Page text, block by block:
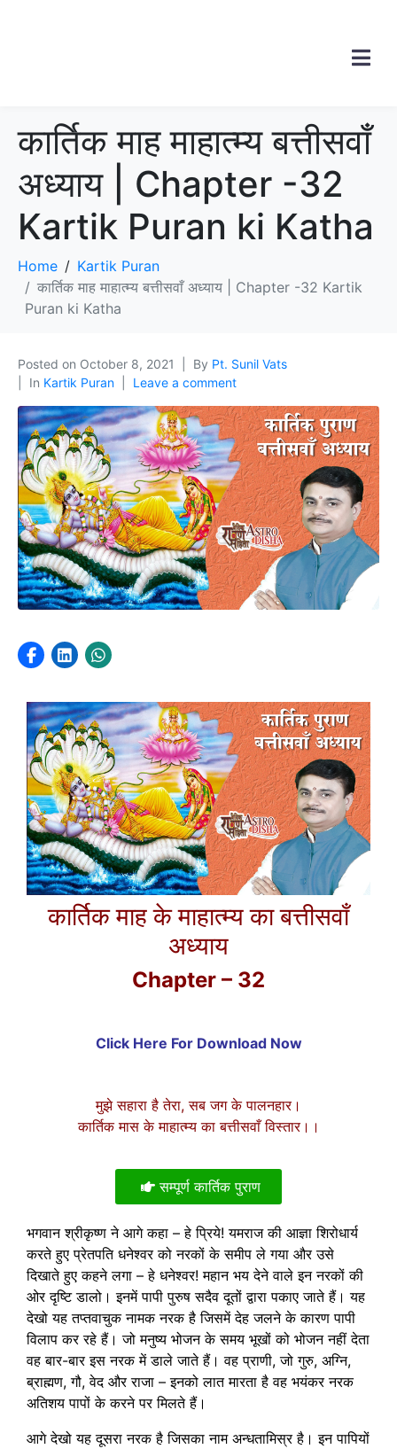
कार्तिक माह माहात्म्य बत्तीसवाँ
अध्याय | Chapter -32
Kartik Puran ki Katha
Home
Kartik Puran
कार्तिक माह माहात्म्य बत्तीसवाँ अध्याय | Chapter -32 Kartik
Puran ki Katha
Posted on October 8, 2021 By Pt. Sunil Vats
In Kartik Puran Leave a comment
कार्तिक माह के माहात्म्य का बत्तीसवाँ
अध्याय
Chapter – 32
Click Here For Download Now
मुझे सहारा है तेरा, सब जग के पालनहार।
कार्तिक मास के माहात्म्य का बत्तीसवाँ विस्तार।।
सम्पूर्ण कार्तिक पुराण
भगवान श्रीकृष्ण ने आगे कहा – हे प्रिये! यमराज की आज्ञा शिरोधार्य
करते हुए प्रेतपति धनेश्वर को नरकों के समीप ले गया और उसे
दिखाते हुए कहने लगा – हे धनेश्वर! महान भय देने वाले इन नरकों की
ओर दृष्टि डालो। इनमें पापी पुरुष सदैव दूतों द्वारा पकाए जाते हैं। यह
देखो यह तप्तवाचुक नामक नरक है जिसमें देह जलने के कारण पापी
विलाप कर रहे हैं। जो मनुष्य भोजन के समय भूखों को भोजन नहीं देता
वह बार-बार इस नरक में डाले जाते हैं। वह प्राणी, जो गुरु, अग्नि,
ब्राह्मण, गौ, वेद और राजा – इनको लात मारता है वह भयंकर नरक
अतिशय पापों के करने पर मिलते हैं।
आगे देखो यह दूसरा नरक है जिसका नाम अन्धतामिस्र है। इन पापियों